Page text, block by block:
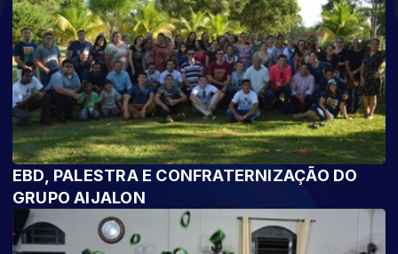
EBD, PALESTRA E CONFRATERNIZAÇÃO DO
GRUPO AIJALON